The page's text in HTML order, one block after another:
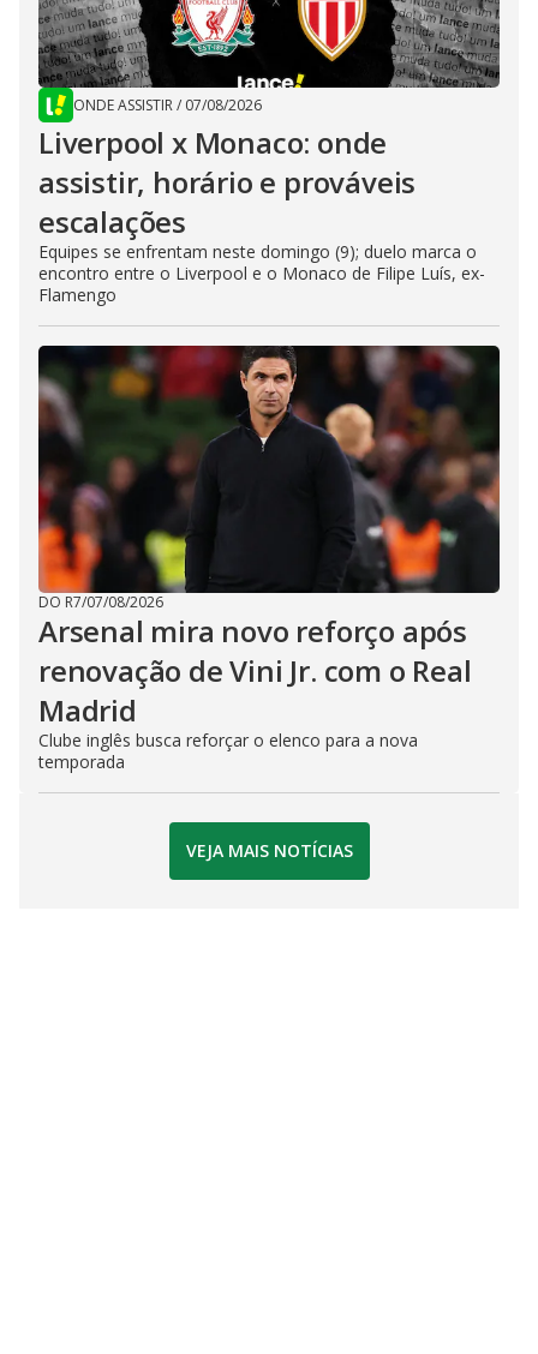
ONDE ASSISTIR/ 07/08/2026
Liverpool x Monaco: onde
assistir, horário e prováveis
escalações
Equipes se enfrentam neste domingo (9); duelo marca o
encontro entre o Liverpool e o Monaco de Filipe Luís, ex-
Flamengo
DO R7/07/08/2026
Arsenal mira novo reforço após
renovação de Vini Jr. com o Real
Madrid
Clube inglês busca reforçar o elenco para a nova
temporada
VEJA MAIS NOTÍCIAS